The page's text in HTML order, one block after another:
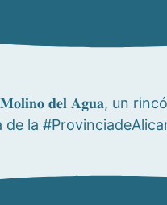
𝐌𝐨𝐥𝐢𝐧𝐨 𝐝𝐞𝐥 𝐀𝐠𝐮𝐚, un
de la